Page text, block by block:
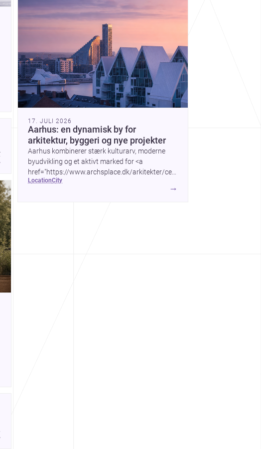
17. JULI 2026
Aarhus: en dynamisk by for
arkitektur, byggeri og nye projekter
Aarhus kombinerer stærk kulturarv, moderne
byudvikling og et aktivt marked for <a
href="https://www.archsplace.dk/arkitekter/central-
denmark-region/aarhus">arkitekter</a> og <a
href="https://www.archsplace.dk/entreprenrer/central-
location city
→